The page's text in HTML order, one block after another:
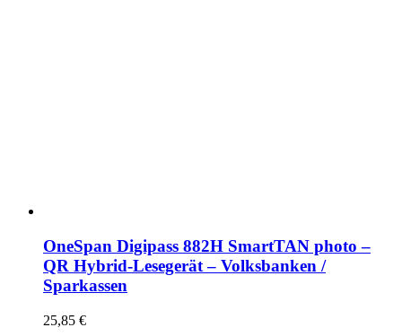
OneSpan Digipass 882H SmartTAN photo –
QR Hybrid-Lesegerät – Volksbanken /
Sparkassen
25,85 €